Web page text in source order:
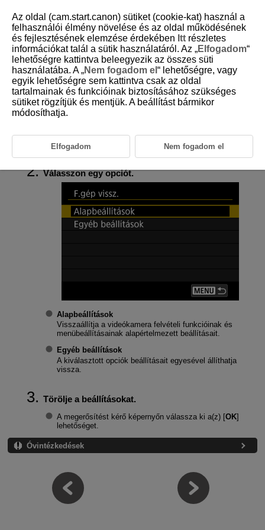
D292-186
A videókamera visszaállítása az
alapértelmezett beállításokra
A videókamera felvételkészítési funkcióival, valamint a menüfunkciókkal
Válassza a(z) [ :F.gép vissz.] (
) lehetőséget.
Válasszon egy opciót.
Alapbeállítások
Visszaállítja a videókamera felvételi funkcióinak és
menübeállításainak alapértelmezett beállításait.
Egyéb beállítások
A kiválasztott opciók beállításait egyesével állíthatja
vissza.
Törölje a beállításokat.
A megerősítést kérő képernyőn válassza ki a(z) [OK]
lehetőséget.
Óvintézkedések
Az oldal (cam.start.canon) sütiket (cookie-kat) használ a
felhasználói élmény növelése és az oldal működésének
és fejlesztésének elemzése érdekében Itt részletes
információkat talál a sütik használatáról. Az „Elfogadom“
lehetőségre kattintva beleegyezik az összes süti
használatába. A „Nem fogadom el “ lehetőségre, vagy
egyik lehetőségre sem kattintva csak az oldal
tartalmainak és funkcióinak biztosításához szükséges
sütiket rögzítjük és mentjük. A beállítást bármikor
módosíthatja.
Elfogadom Nem fogadom el